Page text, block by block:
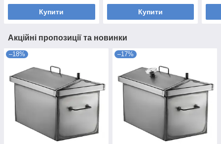
Купити Купити
Акційні пропозиції та новинки
–18% –17%